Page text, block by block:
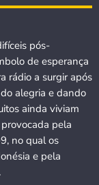
pós-
de esperança
rádio a surgir após
alegria e dando
ainda viviam
pela
no qual os
e pela